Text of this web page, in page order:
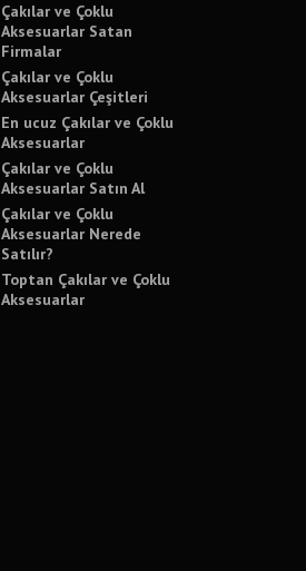
Çakılar ve Çoklu
Aksesuarlar Satan
Firmalar
Çakılar ve Çoklu
Aksesuarlar Çeşitleri
En ucuz Çakılar ve Çoklu
Aksesuarlar
Çakılar ve Çoklu
Aksesuarlar Satın Al
Çakılar ve Çoklu
Aksesuarlar Nerede
Satılır?
Toptan Çakılar ve Çoklu
Aksesuarlar